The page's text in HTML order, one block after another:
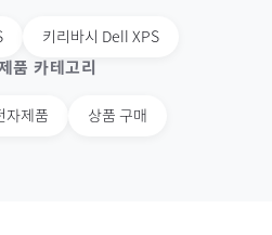
키리바시 Dell XPS
품 카테고리
자제품 상품 구매